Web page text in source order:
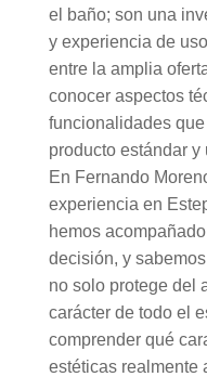
el baño; son una
y experiencia de
entre la amplia
conocer aspectos
funcionalidades
producto estándar
En Fernando
experiencia en
hemos
decisión, y
no solo protege del
carácter de todo el
comprender qué
estéticas realmente